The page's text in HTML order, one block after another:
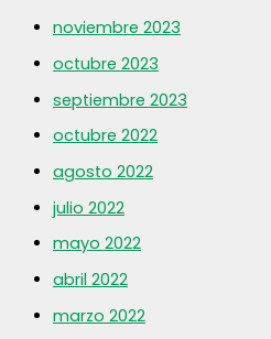
noviembre 2023
octubre 2023
septiembre 2023
octubre 2022
agosto 2022
julio 2022
mayo 2022
abril 2022
marzo 2022